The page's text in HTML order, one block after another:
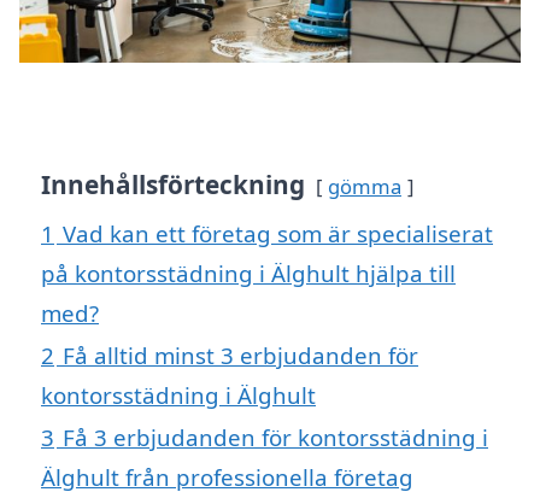
Innehållsförteckning gömma
1 Vad kan ett företag som är specialiserat
på kontorsstädning i Älghult hjälpa till
med?
2 Få alltid minst 3 erbjudanden för
kontorsstädning i Älghult
3 Få 3 erbjudanden för kontorsstädning i
Älghult från professionella företag